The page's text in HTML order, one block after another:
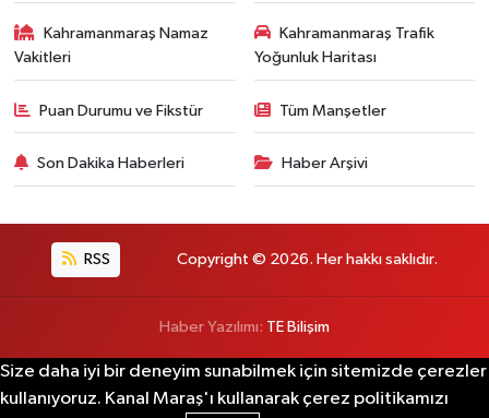
Kahramanmaraş Namaz
Vakitleri
Kahramanmaraş Trafik
Yoğunluk Haritası
Puan Durumu ve Fikstür Tüm Manşetler
Son Dakika Haberleri Haber Arşivi
RSS Copyright © 2026. Her hakkı saklıdır.
Haber Yazılımı: TE Bilişim
Size daha iyi bir deneyim sunabilmek için sitemizde çerezler
kullanıyoruz. Kanal Maraş'ı kullanarak çerez politikamızı